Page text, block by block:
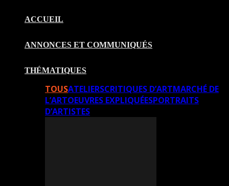
ACCUEIL
ANNONCES ET COMMUNIQUÉS
THÉMATIQUES
TOUSATELIERSCRITIQUES D’ARTMARCHÉ DE
L’ARTOEUVRES EXPLIQUÉESPORTRAITS
D’ARTISTES